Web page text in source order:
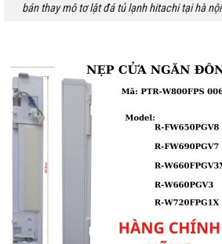
bán thay mô tơ lật đá tủ lạnh hitachi tại hà nội